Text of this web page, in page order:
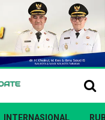
INTERNASIONAL